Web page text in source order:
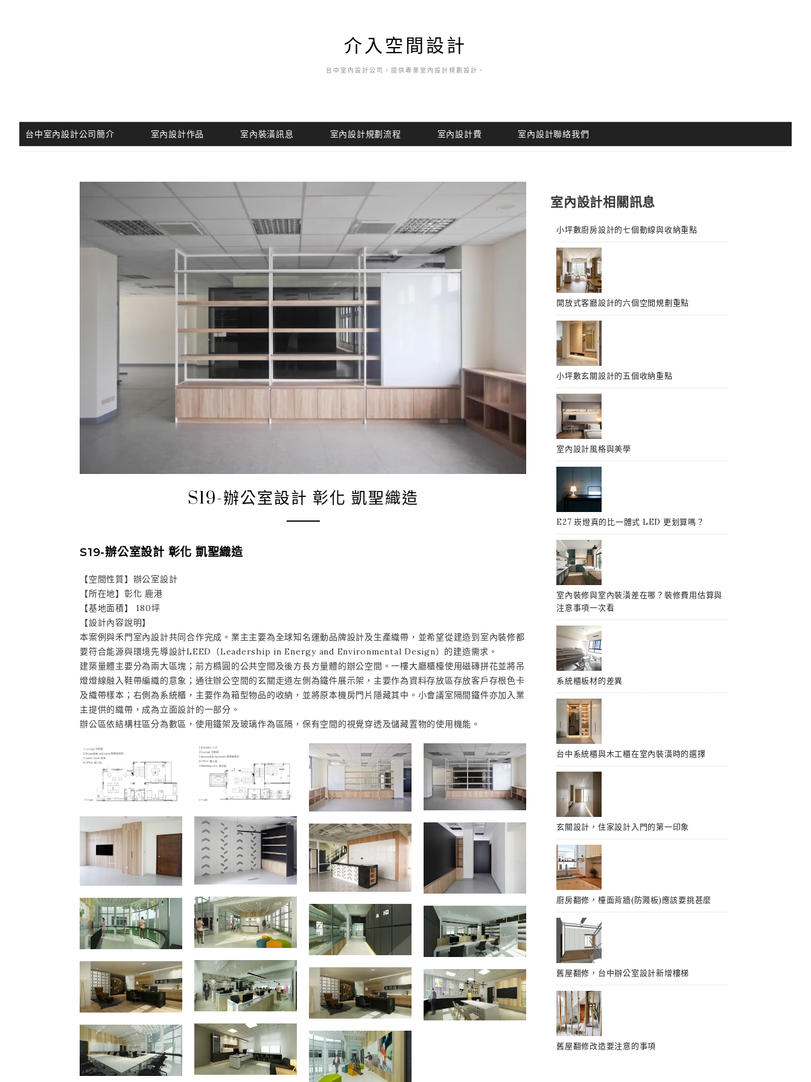
介入空間設計
台中室內設計公司，提供專業室內設計規劃設計。
台中室內設計公司簡介 室內設計作品 室內裝潢訊息 室內設計規劃流程 室內設計費 室內設計聯絡我們
S19-辦公室設計 彰化 凱聖織造
S19-辦公室設計 彰化 凱聖織造
【空間性質】辦公室設計
【所在地】彰化 鹿港
【基地面積】 180坪
【設計內容說明】
本案例與禾門室內設計共同合作完成。業主主要為全球知名運動品牌設計及生產織帶，並希望從建造到室內裝修都
要符合能源與環境先導設計LEED（Leadership in Energy and Environmental Design）的建造需求。
建築量體主要分為兩大區塊；前方橢圓的公共空間及後方長方量體的辦公空間。一樓大廳櫃檯使用磁磚拼花並將吊
燈燈線融入鞋帶編織的意象；通往辦公空間的玄關走道左側為鐵件展示架，主要作為資料存放區存放客戶存根色卡
及織帶樣本；右側為系統櫃，主要作為箱型物品的收納，並將原本機房門片隱藏其中。小會議室隔間鐵件亦加入業
主提供的織帶，成為立面設計的一部分。
辦公區依結構柱區分為數區，使用鐵架及玻璃作為區隔，保有空間的視覺穿透及儲藏置物的使用機能。
室內設計相關訊息
小坪數廚房設計的七個動線與收納重點
開放式客廳設計的六個空間規劃重點
小坪數玄關設計的五個收納重點
室內設計風格與美學
E27 崁燈真的比一體式 LED 更划算嗎？
室內裝修與室內裝潢差在哪？裝修費用估算與
注意事項一次看
系統櫃板材的差異
台中系統櫃與木工櫃在室內裝潢時的選擇
玄關設計，住家設計入門的第一印象
廚房翻修，檯面背牆(防濺板)應該要挑甚麼
舊屋翻修，台中辦公室設計新增樓梯
舊屋翻修改造要注意的事項